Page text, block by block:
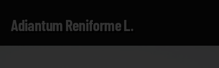
Adiantum Reniforme L.